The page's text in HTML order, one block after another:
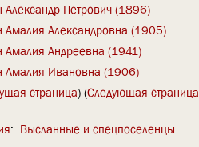
Александр Петрович (1896)
Амалия Александровна (1905)
Амалия Андреевна (1941)
Амалия Ивановна (1906)
страница) (Следующая страница
: Высланные и спецпоселенцы